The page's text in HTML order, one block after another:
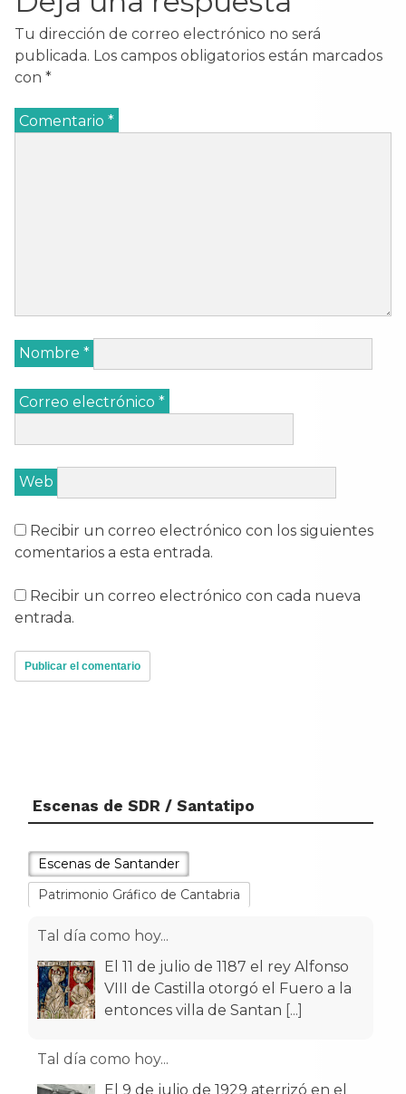
Tu dirección de correo electrónico no será
publicada. Los campos obligatorios están marcados
con *
Comentario *
Nombre *
Correo electrónico *
Web
Recibir un correo electrónico con los siguientes
comentarios a esta entrada.
Recibir un correo electrónico con cada nueva
entrada.
Escenas de SDR / Santatipo
Escenas de Santander
Patrimonio Gráfico de Cantabria
Tal día como hoy...
El 11 de julio de 1187 el rey Alfonso
VIII de Castilla otorgó el Fuero a la
entonces villa de Santan [...]
Tal día como hoy...
El 9 de julio de 1929 aterrizó en el